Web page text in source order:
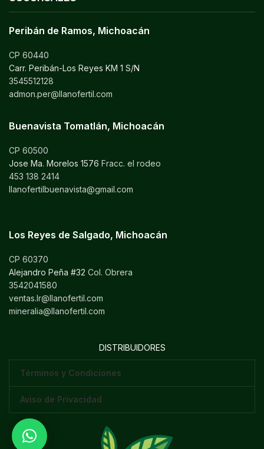
Peribán de Ramos, Michoacán
CP 60440
Carr. Peribán-Los Reyes KM 1 S/N
3545512128
admon.per@llanofertil.com
Buenavista Tomatlán, Michoacán
CP 60500
Jose Ma. Morelos 1576 Fracc. el rodeo
453 138 2414
llanofertilbuenavista@gmail.com
Los Reyes de Salgado, Michoacán
CP 60370
Alejandro Peña #32 Col. Obrera
3542041580
ventas.lr@llanofertil.com
mineralia@llanofertil.com
DISTRIBUIDORES
Términos y Condiciones
Aviso de Privacidad